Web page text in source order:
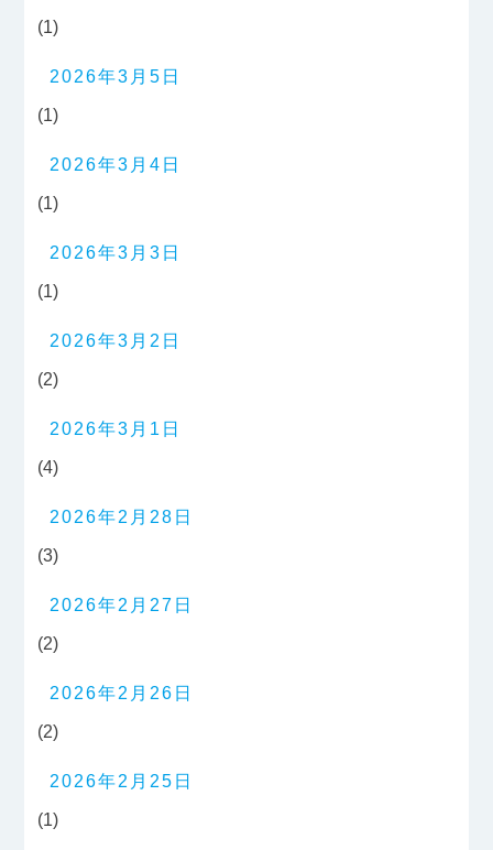
(1)
2026年3月5日
(1)
2026年3月4日
(1)
2026年3月3日
(1)
2026年3月2日
(2)
2026年3月1日
(4)
2026年2月28日
(3)
2026年2月27日
(2)
2026年2月26日
(2)
2026年2月25日
(1)